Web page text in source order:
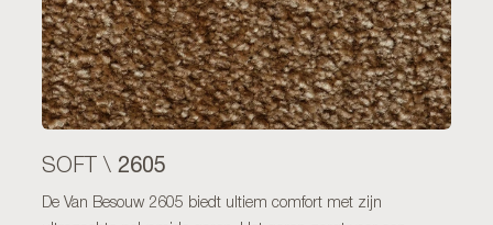
SOFT \ 2605
De Van Besouw 2605 biedt ultiem comfort met zijn